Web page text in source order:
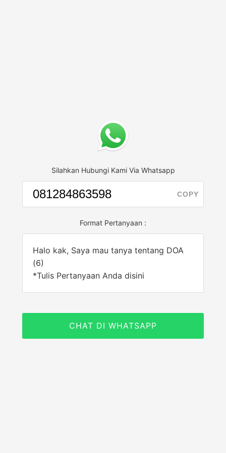
Silahkan Hubungi Kami Via Whatsapp
COPY
Format Pertanyaan :
Halo kak, Saya mau tanya tentang DOA
(6)
*Tulis Pertanyaan Anda disini
CHAT DI WHATSAPP